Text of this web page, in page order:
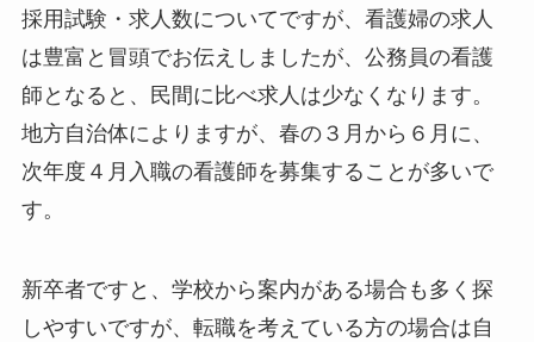
採用試験・求人数についてですが、看護婦の求人
は豊富と冒頭でお伝えしましたが、公務員の看護
師となると、民間に比べ求人は少なくなります。
地方自治体によりますが、春の３月から６月に、
次年度４月入職の看護師を募集することが多いで
す。
新卒者ですと、学校から案内がある場合も多く探
しやすいですが、転職を考えている方の場合は自